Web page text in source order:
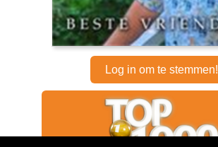
Log in om te stemmen!